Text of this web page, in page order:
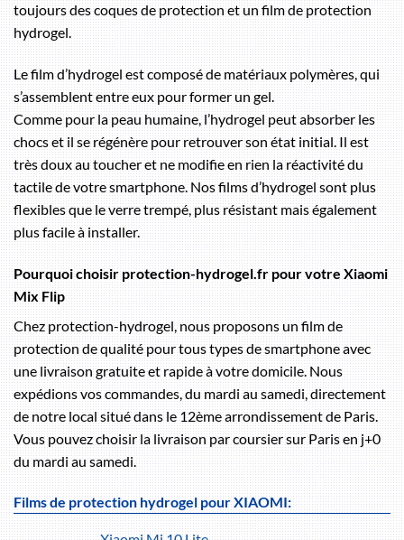
toujours des coques de protection et un film de protection
hydrogel.
Le film d’hydrogel est composé de matériaux polymères, qui
s’assemblent entre eux pour former un gel.
Comme pour la peau humaine, l’hydrogel peut absorber les
chocs et il se régénère pour retrouver son état initial. Il est
très doux au toucher et ne modifie en rien la réactivité du
tactile de votre smartphone. Nos films d’hydrogel sont plus
flexibles que le verre trempé, plus résistant mais également
plus facile à installer.
Pourquoi choisir protection-hydrogel.fr pour votre Xiaomi
Mix Flip
Chez protection-hydrogel, nous proposons un film de
protection de qualité pour tous types de smartphone avec
une livraison gratuite et rapide à votre domicile. Nous
expédions vos commandes, du mardi au samedi, directement
de notre local situé dans le 12ème arrondissement de Paris.
Vous pouvez choisir la livraison par coursier sur Paris en j+0
du mardi au samedi.
Films de protection hydrogel pour XIAOMI: